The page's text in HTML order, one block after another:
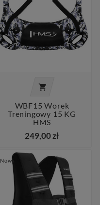

WBF15 Worek
Treningowy 15 KG
HMS
249,00 zł
Nowy